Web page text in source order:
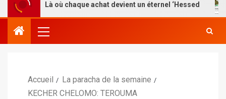
HM – Là où chaque achat devient un éternel ‘Hessed
Accueil
La paracha de la semaine
KECHER CHELOMO: TEROUMA